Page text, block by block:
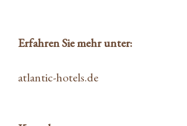
Erfahren Sie mehr unter:
atlantic-hotels.de